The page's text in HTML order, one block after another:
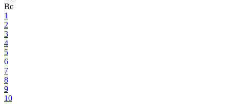
Вс
1
2
3
4
5
6
7
8
9
10